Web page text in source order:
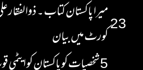
23
میرا پاکستان کتاب ۔ ذوالفقار
کورٹ میں بیان
5 شخصیات کو پاکستان کو